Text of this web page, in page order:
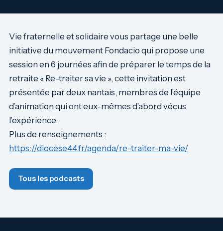
Vie fraternelle et solidaire vous partage une belle
initiative du mouvement Fondacio qui propose une
session en 6 journées afin de préparer le temps de la
retraite « Re-traiter sa vie », cette invitation est
présentée par deux nantais, membres de l’équipe
d’animation qui ont eux-mêmes d’abord vécus
l’expérience.
Plus de renseignements :
https://diocese44.fr/agenda/re-traiter-ma-vie/
Tous les podcasts